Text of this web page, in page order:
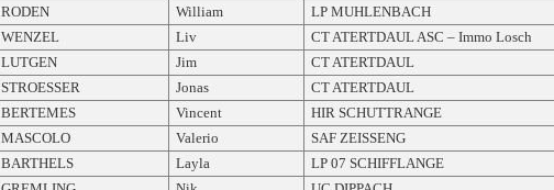
RODEN William LP MUHLENBACH
WENZEL Liv CT ATERTDAUL ASC – Immo Losch
LUTGEN Jim CT ATERTDAUL
STROESSER Jonas CT ATERTDAUL
BERTEMES Vincent HIR SCHUTTRANGE
MASCOLO Valerio SAF ZEISSENG
BARTHELS Layla LP 07 SCHIFFLANGE